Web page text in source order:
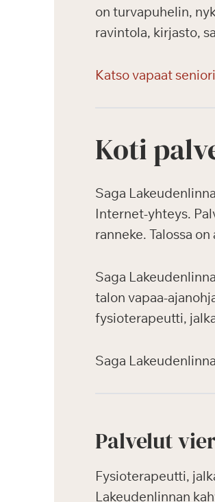
on turvapuhelin,
ravintola, kirjasto,
Katso vapaat
Koti
Saga
Internet-yhteys.
ranneke. Talossa
Saga
talon vapaa-
fysioterapeutti,
Saga
Palvelut
Fysioterapeutti,
Lakeudenlinnan